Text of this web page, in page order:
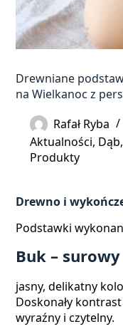
Drewniane
na Wielkanoc z
Rafał Ryba
Aktualności, Dąb,
Produkty
Drewno i
Podstawki
Buk – surowy
jasny, delikatny
Doskonały
wyraźny i czytelny.